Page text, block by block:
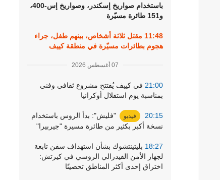
باستخدام صواريخ إسكندر، وصواريخ إس-400،
و151 طائرة مسيّرة
11:48 مقتل ثلاثة أشخاص، بينهم طفل، جراء
هجوم بطائرات مسيّرة في منطقة كييف
07 أغسطس 2026
21:00 في كييف يُفتتح مشروع ثقافي وفني
بمناسبة يوم استقلال أوكرانيا
20:15 فيديو
"فليش": بدأ الروس باستخدام
نسخة أكبر بكثير من طائرة مسيرة "جيربيرا"
18:27 بليتينتشوك بشأن استهداف سفن تابعة
لجهاز الأمن الفيدرالي الروسي في كيرتش:
اختراق إحدى أكثر المناطق تحصينًا